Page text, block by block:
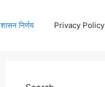
शासन निर्णय Privacy Policy